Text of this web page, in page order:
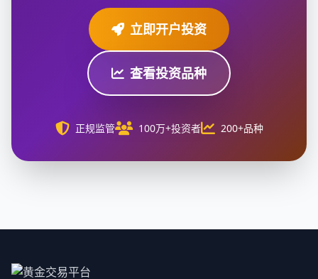
立即开户投资
查看投资品种
正规监管 100万+投资者 200+品种